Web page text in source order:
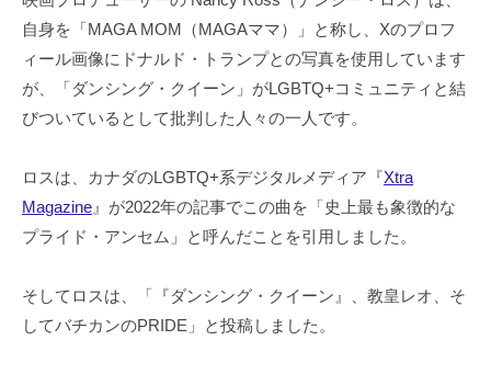
自身を「MAGA MOM（MAGAママ）」と称し、Xのプロフ
ィール画像にドナルド・トランプとの写真を使用しています
が、「ダンシング・クイーン」がLGBTQ+コミュニティと結
びついているとして批判した人々の一人です。
ロスは、カナダのLGBTQ+系デジタルメディア『Xtra
Magazine 』が2022年の記事でこの曲を「史上最も象徴的な
プライド・アンセム」と呼んだことを引用しました。
そしてロスは、「『ダンシング・クイーン』、教皇レオ、そ
してバチカンのPRIDE」と投稿しました。